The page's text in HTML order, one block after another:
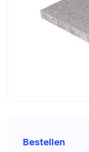
Bestellen